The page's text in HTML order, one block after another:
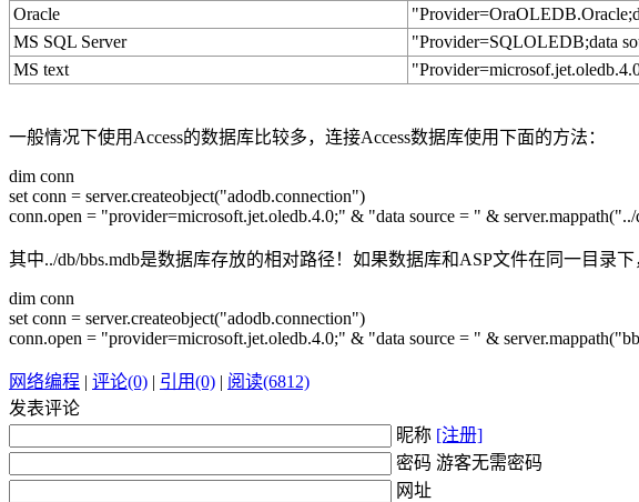
Oracle
MS SQL Server
"Provider=SQLOLEDB;data
MS text
一般情况下使用Access的数据库比较多，连接Access数据库使用下面的方法：
dim conn
set conn = server.createobject("adodb.connection")
conn.open = "provider=microsoft.jet.oledb.4.0;" & "data source = " &
其中../db/bbs.mdb是数据库存放的相对路径！如果数据库和ASP文件在同一目录下
dim conn
set conn = server.createobject("adodb.connection")
conn.open = "provider=microsoft.jet.oledb.4.0;" & "data source = " &
网络编程 | 评论(0) | 引用(0) | 阅读(6812)
发表评论
昵称 [注册]
密码 游客无需密码
网址